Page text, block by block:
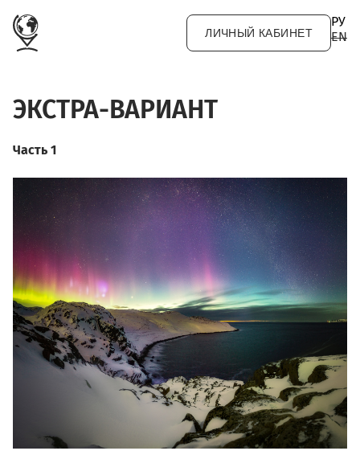
ЛИЧНЫЙ КАБИНЕТ
РУ
EN
ЭКСТРА-ВАРИАНТ
Часть 1
feeriya-678886.jpg